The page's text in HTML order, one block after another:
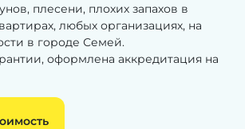
плесени, плохих запахов в
любых организациях, на
в городе Семей.
оформлена аккредитация на